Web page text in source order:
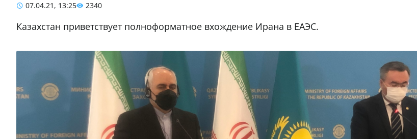
07.04.21, 13:25 2340
Казахстан приветствует полноформатное вхождение Ирана в ЕАЭС.